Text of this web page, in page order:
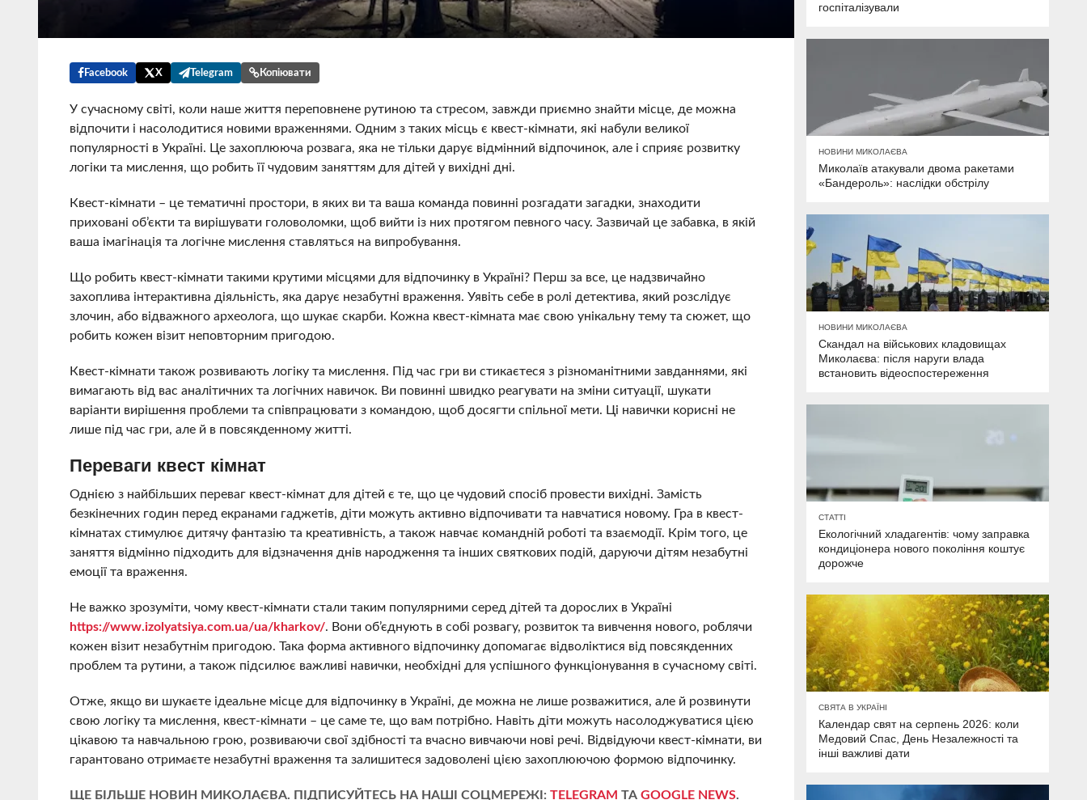
Facebook X Telegram Копіювати
У сучасному світі, коли наше життя переповнене рутиною та стресом, завжди приємно знайти місце, де можна
відпочити і насолодитися новими враженнями. Одним з таких місць є квест-кімнати, які набули великої
популярності в Україні. Це захоплююча розвага, яка не тільки дарує відмінний відпочинок, але і сприяє розвитку
логіки та мислення, що робить її чудовим заняттям для дітей у вихідні дні.
Квест-кімнати – це тематичні простори, в яких ви та ваша команда повинні розгадати загадки, знаходити
приховані об’єкти та вирішувати головоломки, щоб вийти із них протягом певного часу. Зазвичай це забавка, в якій
ваша імагінація та логічне мислення ставляться на випробування.
Що робить квест-кімнати такими крутими місцями для відпочинку в Україні? Перш за все, це надзвичайно
захоплива інтерактивна діяльність, яка дарує незабутні враження. Уявіть себе в ролі детектива, який розслідує
злочин, або відважного археолога, що шукає скарби. Кожна квест-кімната має свою унікальну тему та сюжет, що
робить кожен візит неповторним пригодою.
Квест-кімнати також розвивають логіку та мислення. Під час гри ви стикаєтеся з різноманітними завданнями, які
вимагають від вас аналітичних та логічних навичок. Ви повинні швидко реагувати на зміни ситуації, шукати
варіанти вирішення проблеми та співпрацювати з командою, щоб досягти спільної мети. Ці навички корисні не
лише під час гри, але й в повсякденному житті.
Переваги квест кімнат
Однією з найбільших переваг квест-кімнат для дітей є те, що це чудовий спосіб провести вихідні. Замість
безкінечних годин перед екранами гаджетів, діти можуть активно відпочивати та навчатися новому. Гра в квест-
кімнатах стимулює дитячу фантазію та креативність, а також навчає командній роботі та взаємодії. Крім того, це
заняття відмінно підходить для відзначення днів народження та інших святкових подій, даруючи дітям незабутні
емоції та враження.
Не важко зрозуміти, чому квест-кімнати стали таким популярними серед дітей та дорослих в Україні
https://www.izolyatsiya.com.ua/ua/kharkov/. Вони об’єднують в собі розвагу, розвиток та вивчення нового, роблячи
кожен візит незабутнім пригодою. Така форма активного відпочинку допомагає відволіктися від повсякденних
проблем та рутини, а також підсилює важливі навички, необхідні для успішного функціонування в сучасному світі.
Отже, якщо ви шукаєте ідеальне місце для відпочинку в Україні, де можна не лише розважитися, але й розвинути
свою логіку та мислення, квест-кімнати – це саме те, що вам потрібно. Навіть діти можуть насолоджуватися цією
цікавою та навчальною грою, розвиваючи свої здібності та вчасно вивчаючи нові речі. Відвідуючи квест-кімнати, ви
гарантовано отримаєте незабутні враження та залишитеся задоволені цією захоплюючою формою відпочинку.
ЩЕ БІЛЬШЕ НОВИН МИКОЛАЄВА. ПІДПИСУЙТЕСЬ НА НАШІ СОЦМЕРЕЖІ:TELEGRAM ТАGOOGLE NEWS.
госпіталізували
НОВИНИ МИКОЛАЄВА
Миколаїв атакували двома ракетами
«Бандероль»: наслідки обстрілу
НОВИНИ МИКОЛАЄВА
Скандал на військових кладовищах
Миколаєва: після наруги влада
встановить відеоспостереження
СТАТТІ
Екологічний хладагентів: чому заправка
кондиціонера нового покоління коштує
дорожче
СВЯТА В УКРАЇНІ
Календар свят на серпень 2026: коли
Медовий Спас, День Незалежності та
інші важливі дати